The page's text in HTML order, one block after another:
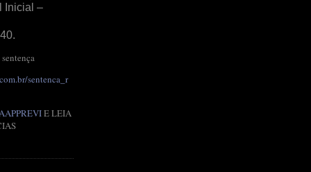
Inicial –
sentenca_r
AAPPREVIE LEIA